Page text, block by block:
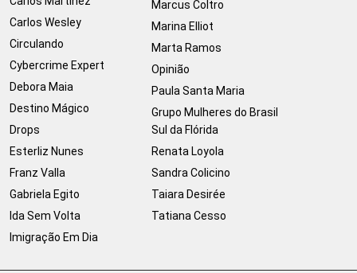
Carlos Wesley
Circulando
Cybercrime Expert
Debora Maia
Destino Mágico
Drops
Esterliz Nunes
Franz Valla
Gabriela Egito
Ida Sem Volta
Imigração Em Dia
Marcus Coltro
Marina Elliot
Marta Ramos
Opinião
Paula Santa Maria
Grupo Mulheres do Brasil
Sul da Flórida
Renata Loyola
Sandra Colicino
Taiara Desirée
Tatiana Cesso